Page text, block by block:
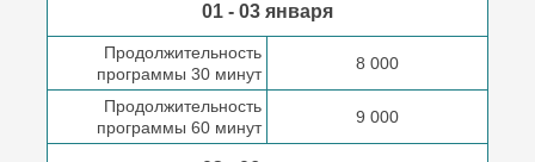
01 - 03 января
Продолжительность
программы 30 минут
8 000
Продолжительность
программы 60 минут
9 000